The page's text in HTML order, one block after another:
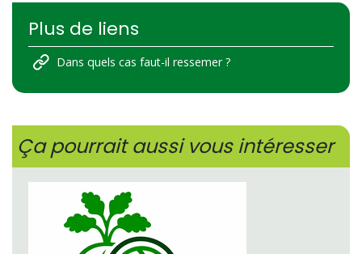
Plus de liens
Dans quels cas faut-il ressemer ?
Ça pourrait aussi vous intéresser